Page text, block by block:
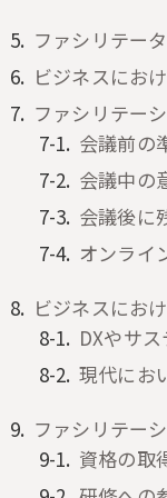
ファシリテー
ビジネスにお
ファシリテー
会議前の
会議中の
会議後に
オンライ
ビジネスにお
DXやサ
現代にお
ファシリテー
資格の取